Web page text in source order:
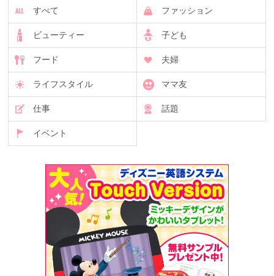
すべて ファッション
ビューティー 子ども
フード 夫婦
ライフスタイル ママ友
仕事 話題
イベント